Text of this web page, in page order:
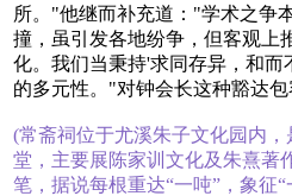
所。"他继而补充道："学术之争
撞，虽引发各地纷争，但客观上
化。我们当秉持'求同存异，和
的多元性。"对钟会长这种豁达包
(常斋祠位于尤溪朱子文化园内
堂，主要展陈家训文化及朱熹著
笔，据说每根重达“一吨”，象征